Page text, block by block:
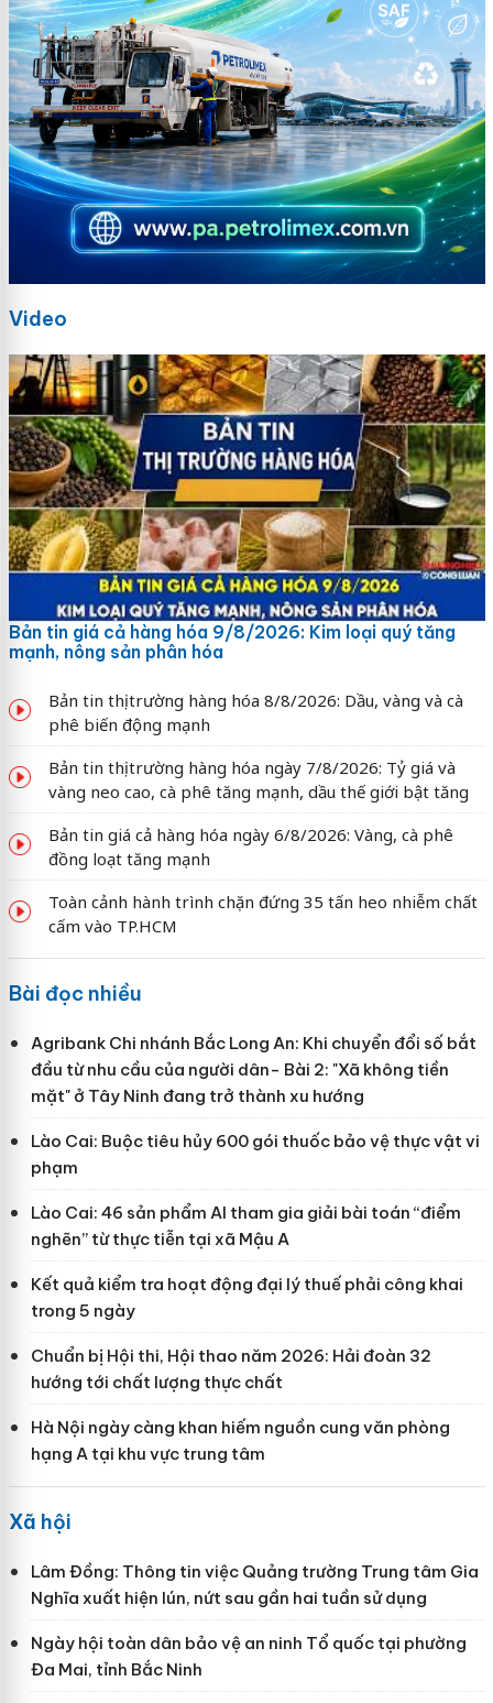
Video
Bản tin giá cả hàng hóa 9/8/2026: Kim loại quý tăng
mạnh, nông sản phân hóa
Bản tin thị trường hàng hóa 8/8/2026: Dầu, vàng và cà
phê biến động mạnh
Bản tin thị trường hàng hóa ngày 7/8/2026: Tỷ giá và
vàng neo cao, cà phê tăng mạnh, dầu thế giới bật tăng
Bản tin giá cả hàng hóa ngày 6/8/2026: Vàng, cà phê
đồng loạt tăng mạnh
Toàn cảnh hành trình chặn đứng 35 tấn heo nhiễm chất
cấm vào TP.HCM
Bài đọc nhiều
Agribank Chi nhánh Bắc Long An: Khi chuyển đổi số bắt
đầu từ nhu cầu của người dân- Bài 2: "Xã không tiền
mặt" ở Tây Ninh đang trở thành xu hướng
Lào Cai: Buộc tiêu hủy 600 gói thuốc bảo vệ thực vật vi
phạm
Lào Cai: 46 sản phẩm AI tham gia giải bài toán “điểm
nghẽn” từ thực tiễn tại xã Mậu A
Kết quả kiểm tra hoạt động đại lý thuế phải công khai
trong 5 ngày
Chuẩn bị Hội thi, Hội thao năm 2026: Hải đoàn 32
hướng tới chất lượng thực chất
Hà Nội ngày càng khan hiếm nguồn cung văn phòng
hạng A tại khu vực trung tâm
Xã hội
Lâm Đồng: Thông tin việc Quảng trường Trung tâm Gia
Nghĩa xuất hiện lún, nứt sau gần hai tuần sử dụng
Ngày hội toàn dân bảo vệ an ninh Tổ quốc tại phường
Đa Mai, tỉnh Bắc Ninh